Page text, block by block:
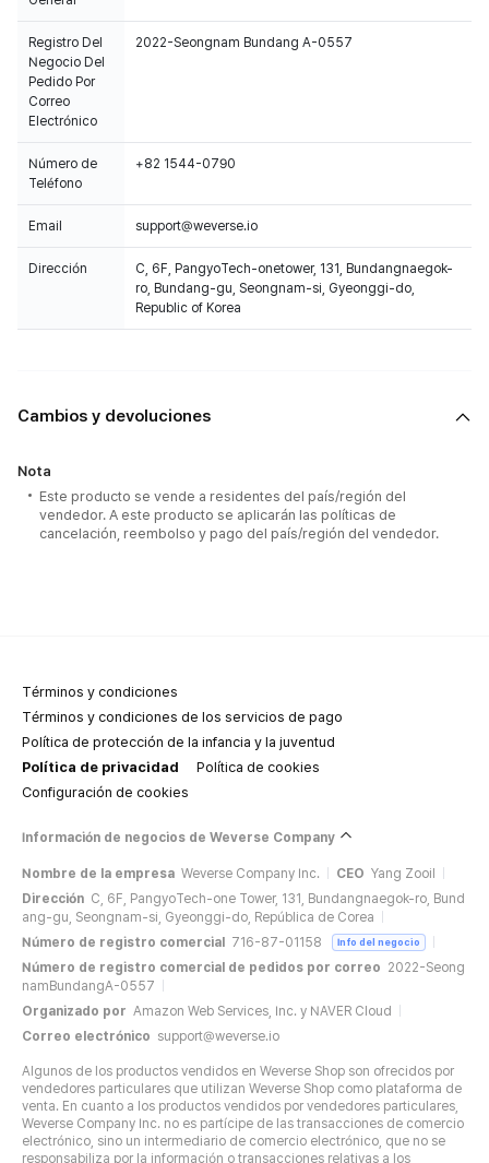
Registro Del
Negocio Del
Pedido Por
Correo
Electrónico
2022-Seongnam Bundang A-0557
Número de
Teléfono
+82 1544-0790
Email support@weverse.io
Dirección
C, 6F, PangyoTech-onetower, 131, Bundangnaegok-
ro, Bundang-gu, Seongnam-si, Gyeonggi-do,
Republic of Korea
Cambios y devoluciones
Nota
Este producto se vende a residentes del país/región del
vendedor. A este producto se aplicarán las políticas de
cancelación, reembolso y pago del país/región del vendedor.
Términos y condiciones
Términos y condiciones de los servicios de pago
Política de protección de la infancia y la juventud
Política de privacidad
Política de cookies
Configuración de cookies
Información de negocios de Weverse Company
Nombre de la empresa Weverse Company Inc. CEO Yang Zooil
Dirección C, 6F, PangyoTech-one Tower, 131, Bundangnaegok-ro, Bund
ang-gu, Seongnam-si, Gyeonggi-do, República de Corea
Número de registro comercial
716-87-01158 Info del negocio
Número de registro comercial de pedidos por correo 2022-Seong
namBundangA-0557
Organizado por Amazon Web Services, Inc. y NAVER Cloud
Correo electrónico support@weverse.io
Algunos de los productos vendidos en Weverse Shop son ofrecidos por
vendedores particulares que utilizan Weverse Shop como plataforma de
venta. En cuanto a los productos vendidos por vendedores particulares,
Weverse Company Inc. no es partícipe de las transacciones de comercio
electrónico, sino un intermediario de comercio electrónico, que no se
responsabiliza por la información o transacciones relativas a los